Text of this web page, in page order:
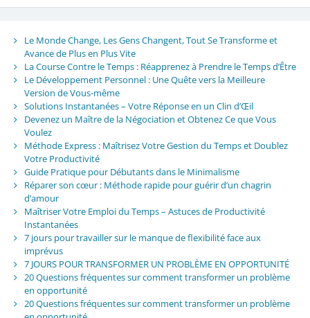
Le Monde Change, Les Gens Changent, Tout Se Transforme et
Avance de Plus en Plus Vite
La Course Contre le Temps : Réapprenez à Prendre le Temps d’Être
Le Développement Personnel : Une Quête vers la Meilleure
Version de Vous-même
Solutions Instantanées – Votre Réponse en un Clin d’Œil
Devenez un Maître de la Négociation et Obtenez Ce que Vous
Voulez
Méthode Express : Maîtrisez Votre Gestion du Temps et Doublez
Votre Productivité
Guide Pratique pour Débutants dans le Minimalisme
Réparer son cœur : Méthode rapide pour guérir d’un chagrin
d’amour
Maîtriser Votre Emploi du Temps – Astuces de Productivité
Instantanées
7 jours pour travailler sur le manque de flexibilité face aux
imprévus
7 JOURS POUR TRANSFORMER UN PROBLÈME EN OPPORTUNITÉ
20 Questions fréquentes sur comment transformer un problème
en opportunité
20 Questions fréquentes sur comment transformer un problème